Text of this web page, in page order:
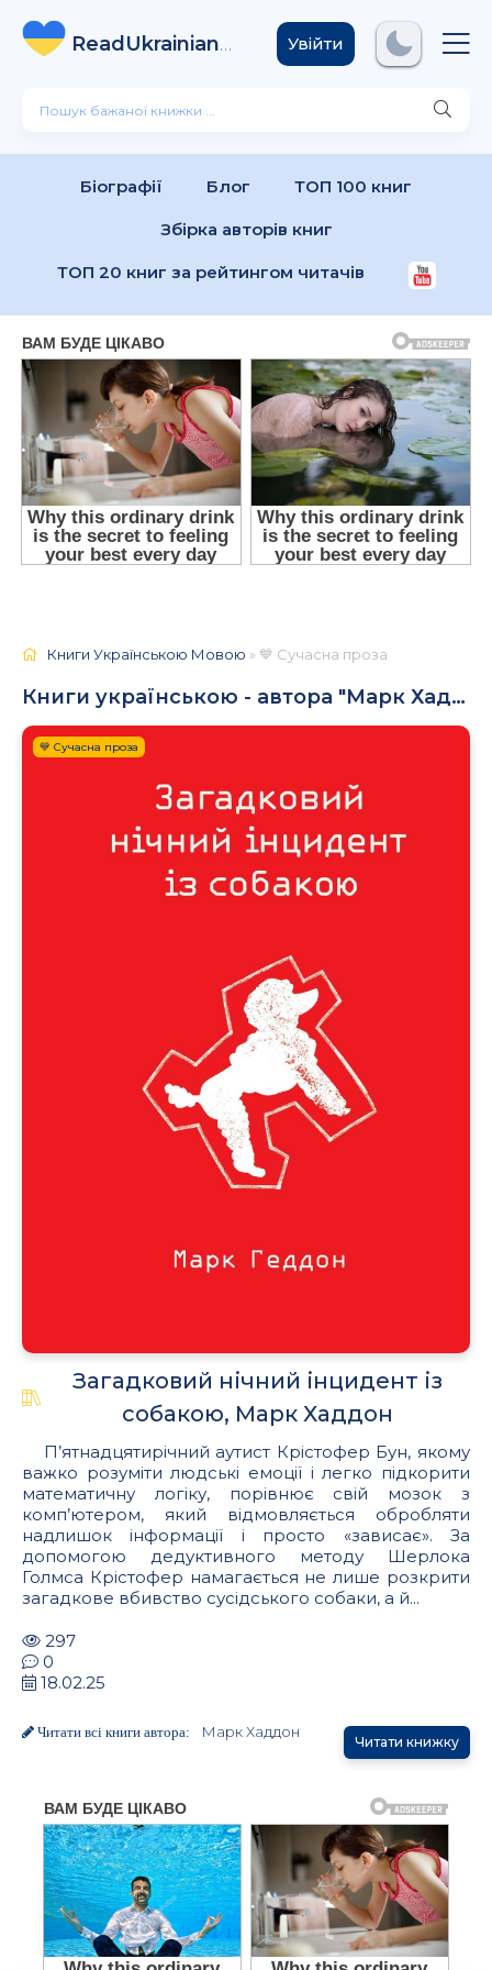
ReadUkrainian
Books .com
Увійти
Біографії Блог ТОП 100 книг
Збірка авторів книг
ТОП 20 книг за рейтингом читачів
Книги Українською Мовою » 💙 Сучасна проза
Книги українською - автора "Марк Хаддон"
💙 Сучасна проза
Загадковий нічний інцидент із
собакою, Марк Хаддон
П’ятнадцятирічний аутист Крістофер Бун, якому
важко розуміти людські емоції і легко підкорити
математичну логіку, порівнює свій мозок з
комп’ютером, який відмовляється обробляти
надлишок інформації і просто «зависає». За
допомогою дедуктивного методу Шерлока
Голмса Крістофер намагається не лише розкрити
загадкове вбивство сусідського собаки, а й...
297
0
18.02.25
Читати всі книги автора: Марк Хаддон
Читати книжку